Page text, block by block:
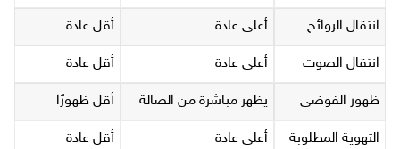
انتقال الروائح أعلى عادة أقل عادة
انتقال الصوت أعلى عادة أقل عادة
ظهور الفوضى يظهر مباشرة من الصالة أقل ظهورًا
التهوية المطلوبة أعلى عادة أقل عادة